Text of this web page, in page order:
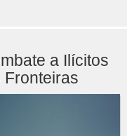
a Ilícitos